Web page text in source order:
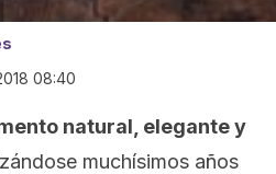
08:40
natural, elegante y
muchísimos años